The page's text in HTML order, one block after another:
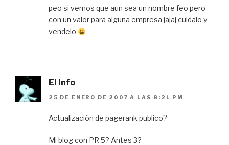
peo si vemos que aun sea un nombre feo pero
con un valor para alguna empresa jajaj cuidalo y
vendelo
El Info
25 DE ENERO DE 2007 A LAS 8:21 PM
Actualización de pagerank publico?
Mi blog con PR 5? Antes 3?